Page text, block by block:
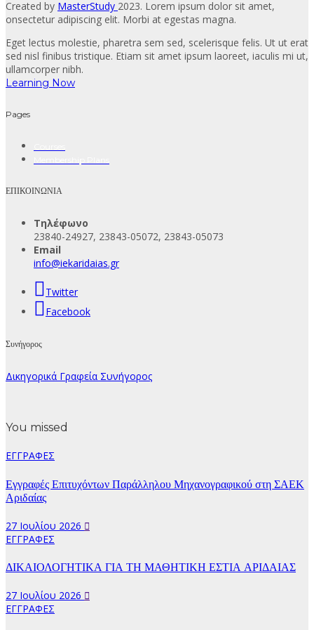
Created by MasterStudy 2023. Lorem ipsum dolor sit amet,
onsectetur adipiscing elit. Morbi at egestas magna.
Eget lectus molestie, pharetra sem sed, scelerisque felis. Ut ut erat
sed nisl finibus tristique. Etiam sit amet ipsum laoreet, iaculis mi ut,
ullamcorper nibh.
Learning Now
Pages
ΕΠΙΚΟΙΝΩΝΙΑ
Τηλέφωνο
23840-24927, 23843-05072, 23843-05073
Email
info@iekaridaias.gr
Twitter
Facebook
Συνήγορος
Δικηγορικά Γραφεία Συνήγορος
You missed
ΕΓΓΡΑΦΕΣ
Εγγραφές Επιτυχόντων Παράλληλου Μηχανογραφικού στη ΣΑΕΚ
Αριδαίας
27 Ιουλίου 2026
ΕΓΓΡΑΦΕΣ
ΔΙΚΑΙΟΛΟΓΗΤΙΚΑ ΓΙΑ ΤΗ ΜΑΘΗΤΙΚΗ ΕΣΤΙΑ ΑΡΙΔΑΙΑΣ
27 Ιουλίου 2026
ΕΓΓΡΑΦΕΣ